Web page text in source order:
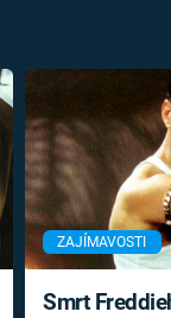
ZAJÍMAVOSTI
Smrt